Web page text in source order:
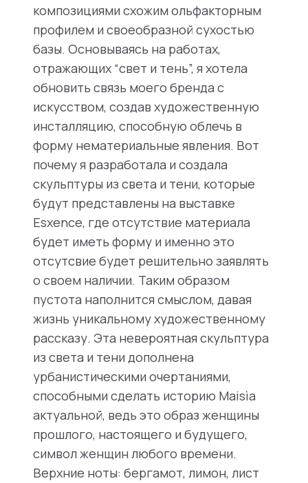
композициями схожим ольфакторным
профилем и своеобразной сухостью
базы. Основываясь на работах,
отражающих “свет и тень”, я хотела
обновить связь моего бренда с
искусством, создав художественную
инсталляцию, способную облечь в
форму нематериальные явления. Вот
почему я разработала и создала
скульптуры из света и тени, которые
будут представлены на выставке
Esxence, где отсутствие материала
будет иметь форму и именно это
отсутсвие будет решительно заявлять
о своем наличии. Таким образом
пустота наполнится смыслом, давая
жизнь уникальному художественному
рассказу. Эта невероятная скульптура
из света и тени дополнена
урбанистическими очертаниями,
способными сделать историю Maisìa
актуальной, ведь это образ женщины
прошлого, настоящего и будущего,
символ женщин любого времени.
Верхние ноты: бергамот, лимон, лист